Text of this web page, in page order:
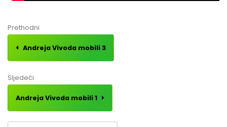
Prethodni
Andreja Vivoda mobili 3
Sljedeći
Andreja Vivoda mobili 1